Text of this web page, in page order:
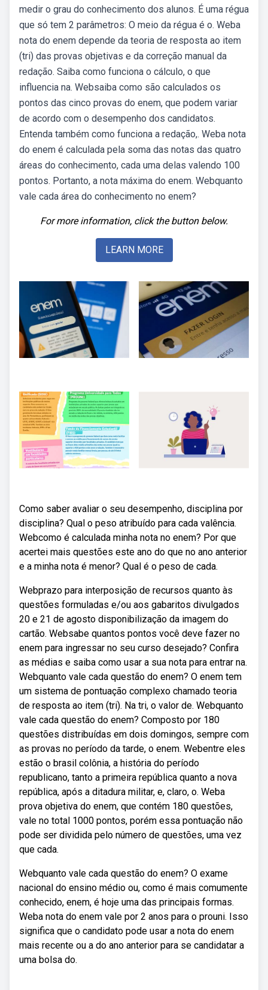
medir o grau do conhecimento dos alunos. É uma régua
que só tem 2 parâmetros: O meio da régua é o. Weba
nota do enem depende da teoria de resposta ao item
(tri) das provas objetivas e da correção manual da
redação. Saiba como funciona o cálculo, o que
influencia na. Websaiba como são calculados os
pontos das cinco provas do enem, que podem variar
de acordo com o desempenho dos candidatos.
Entenda também como funciona a redação,. Weba nota
do enem é calculada pela soma das notas das quatro
áreas do conhecimento, cada uma delas valendo 100
pontos. Portanto, a nota máxima do enem. Webquanto
vale cada área do conhecimento no enem?
For more information, click the button below.
LEARN MORE
Como saber avaliar o seu desempenho, disciplina por
disciplina? Qual o peso atribuído para cada valência.
Webcomo é calculada minha nota no enem? Por que
acertei mais questões este ano do que no ano anterior
e a minha nota é menor? Qual é o peso de cada.
Webprazo para interposição de recursos quanto às
questões formuladas e/ou aos gabaritos divulgados
20 e 21 de agosto disponibilização da imagem do
cartão. Websabe quantos pontos você deve fazer no
enem para ingressar no seu curso desejado? Confira
as médias e saiba como usar a sua nota para entrar na.
Webquanto vale cada questão do enem? O enem tem
um sistema de pontuação complexo chamado teoria
de resposta ao item (tri). Na tri, o valor de. Webquanto
vale cada questão do enem? Composto por 180
questões distribuídas em dois domingos, sempre com
as provas no período da tarde, o enem. Webentre eles
estão o brasil colônia, a história do período
republicano, tanto a primeira república quanto a nova
república, após a ditadura militar, e, claro, o. Weba
prova objetiva do enem, que contém 180 questões,
vale no total 1000 pontos, porém essa pontuação não
pode ser dividida pelo número de questões, uma vez
que cada.
Webquanto vale cada questão do enem? O exame
nacional do ensino médio ou, como é mais comumente
conhecido, enem, é hoje uma das principais formas.
Weba nota do enem vale por 2 anos para o prouni. Isso
significa que o candidato pode usar a nota do enem
mais recente ou a do ano anterior para se candidatar a
uma bolsa do.